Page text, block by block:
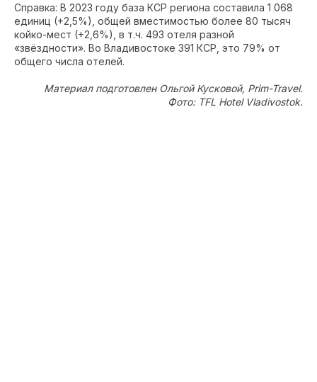
Справка: В 2023 году база КСР региона составила 1 068
единиц (+2,5%), общей вместимостью более 80 тысяч
койко-мест (+2,6%), в т.ч. 493 отеля разной
«звёздности». Во Владивостоке 391 КСР, это 79% от
общего числа отелей.
Материал подготовлен Ольгой Кусковой, Prim-Travel.
Фото: TFL Hotel Vladivostok.